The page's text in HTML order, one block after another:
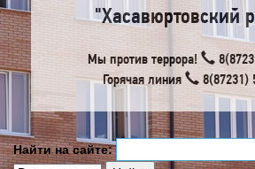
"Хасавюртовский
Мы против террора!
Горячая линия
8(87231)
Найти на сайте: